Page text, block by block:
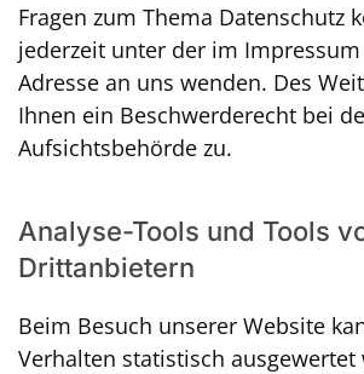
Fragen zum Thema Datenschutz
jederzeit unter der im
Adresse an uns wenden. Des
Ihnen ein Beschwerderecht bei
Aufsichtsbehörde zu.
Analyse-Tools und Tools
Drittanbietern
Beim Besuch unserer Website
Verhalten statistisch ausgewertet